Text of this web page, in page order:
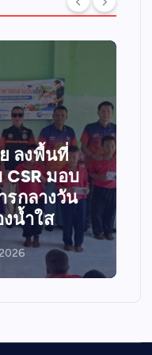
าและการ